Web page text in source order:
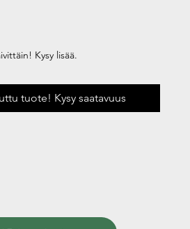
Kysy lisää.
tuote! Kysy saatavuus